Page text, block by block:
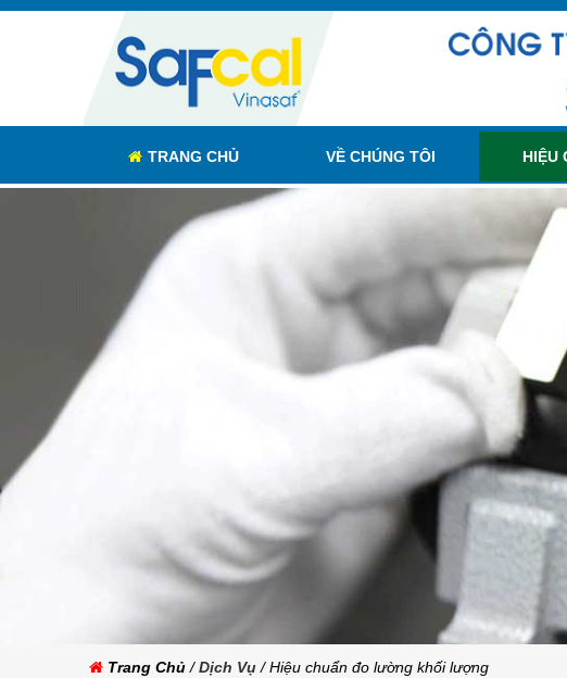
TRANG CHỦ VỀ CHÚNG TÔI HIỆU
Trang Chủ/ Dịch Vụ/ Hiệu chuẩn đo lường khối lượng